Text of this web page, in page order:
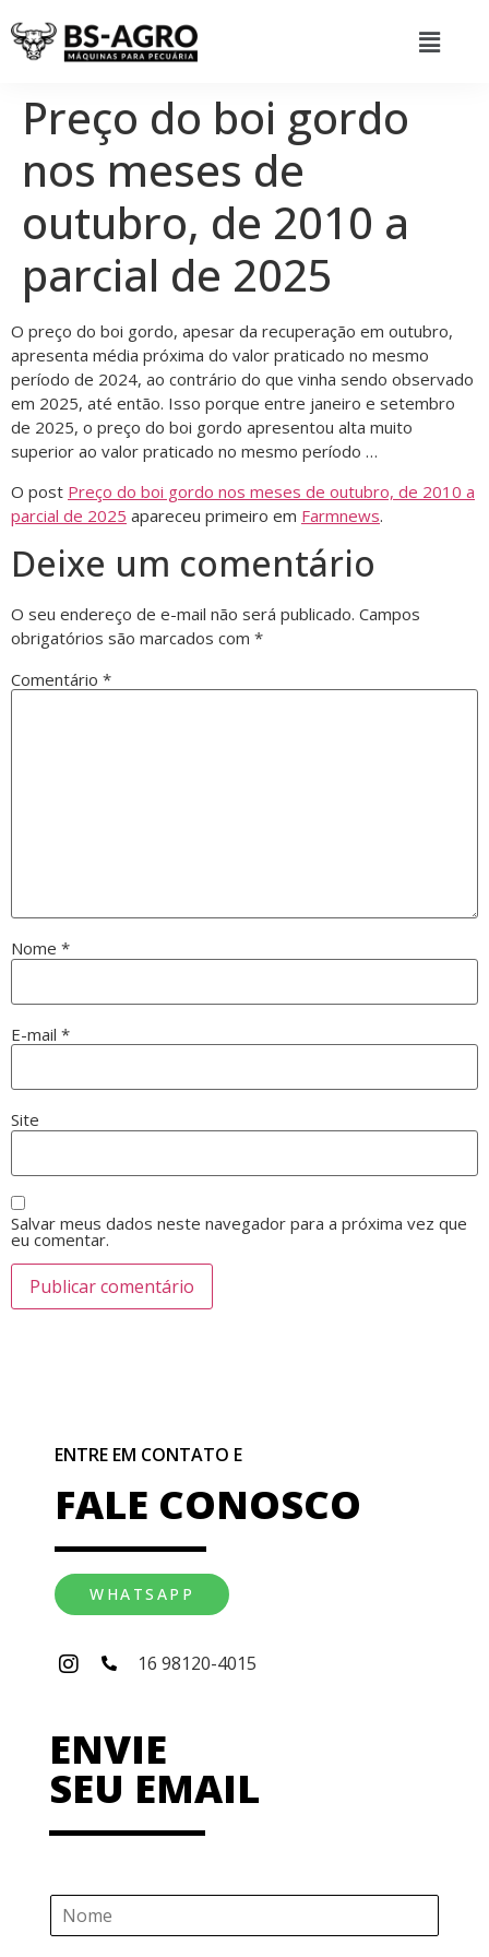
Preço do boi gordo
nos meses de
outubro, de 2010 a
parcial de 2025
O preço do boi gordo, apesar da recuperação em outubro,
apresenta média próxima do valor praticado no mesmo
período de 2024, ao contrário do que vinha sendo observado
em 2025, até então. Isso porque entre janeiro e setembro
de 2025, o preço do boi gordo apresentou alta muito
superior ao valor praticado no mesmo período …
O post Preço do boi gordo nos meses de outubro, de 2010 a
parcial de 2025 apareceu primeiro em Farmnews.
Deixe um comentário
O seu endereço de e-mail não será publicado. Campos
obrigatórios são marcados com *
Comentário *
Nome *
E-mail *
Site
Salvar meus dados neste navegador para a próxima vez que
eu comentar.
ENTRE EM CONTATO E
FALE CONOSCO
WHATSAPP
16 98120-4015
ENVIE
SEU EMAIL
N